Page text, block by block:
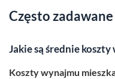
Często
Jakie są średnie
Koszty wynajmu